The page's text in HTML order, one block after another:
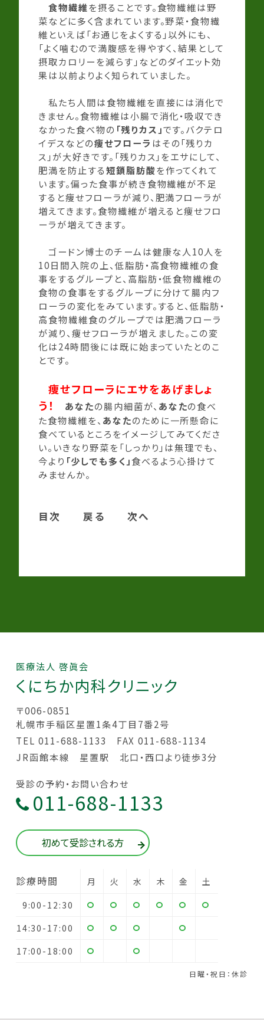
食物繊維を摂ることです。食物繊維は野
菜などに多く含まれています。野菜・食物繊
維といえば「お通じをよくする」以外にも、
「よく噛むので満腹感を得やすく、結果として
摂取カロリーを減らす」などのダイエット効
果は以前よりよく知られていました。
私たち人間は食物繊維を直接には消化で
きません。食物繊維は小腸で消化・吸収でき
なかった食べ物の 「残りカス」です。バクテロ
イデスなどの痩せフローラ はその「残りカ
ス」が大好きです。「残りカス」をエサにして、
肥満を防止する短鎖脂肪酸を作ってくれて
います。偏った食事が続き食物繊維が不足
すると痩せフローラが減り、肥満フローラが
増えてきます。食物繊維が増えると痩せフロ
ーラが増えてきます。
ゴードン博士のチームは健康な人10人を
10日間入院の上、低脂肪・高食物繊維の食
事をするグループと、高脂肪・低食物繊維の
食物の食事をするグループに分けて腸内フ
ローラの変化をみています。すると、低脂肪・
高食物繊維食のグループでは肥満フローラ
が減り、痩せフローラが増えました。この変
化は24時間後には既に始まっていたとのこ
とです。
痩せフローラにエサをあげましょ
う！
あなたの腸内細菌が、 あなたの食べ
た食物繊維を、 あなたのために一所懸命に
食べているところをイメージしてみてくださ
い。いきなり野菜を「しっかり」は無理でも、
今より 「少しでも多く」食べるよう心掛けて
みませんか。
目次 戻る 次へ
医療法人 啓眞会
くにちか内科クリニック
〒006-0851
札幌市手稲区星置1条4丁目7番2号
TEL 011-688-1133 FAX 011-688-1134
JR函館本線 星置駅 北口・西口より徒歩3分
受診の予約・お問い合わせ
011-688-1133
初めて受診される方
診療時間 月 火 水 木 金
土
9:00-12:30
14:30-17:00
17:00-18:00
日曜・祝日：休診